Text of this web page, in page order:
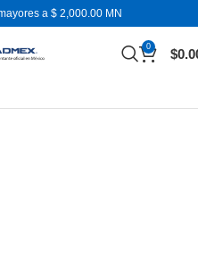
a $ 2,000.00 MN
0 $